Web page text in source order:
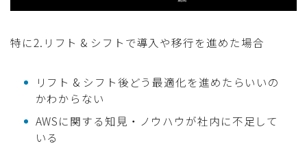
特に2.リフト & シフトで導入や移行を進めた場合
リフト & シフト後どう最適化を進めたらいいの
かわからない
AWSに関する知見・ノウハウが社内に不足して
いる